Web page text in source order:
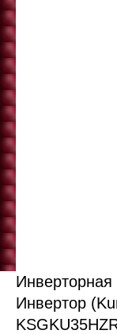
Инвертор